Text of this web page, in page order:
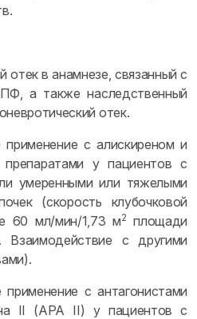
в анамнезе, связанный с
а также наследственный
отек.
с алискиреном и
препаратами у пациентов с
умеренными или тяжелыми
(скорость клубочковой
60 мл/мин/1,73 м2 площади
Взаимодействие с другими
с антагонистами
II (АРА II) у пациентов с